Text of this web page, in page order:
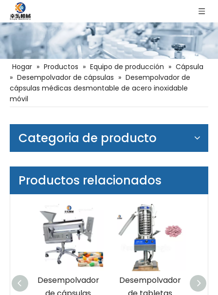
Hogar » Productos » Equipo de producción » Cápsula
» Desempolvador de cápsulas » Desempolvador de
cápsulas médicas desmontable de acero inoxidable
móvil
Categoria de producto
Productos relacionados
Desempolvador
Desempolvador